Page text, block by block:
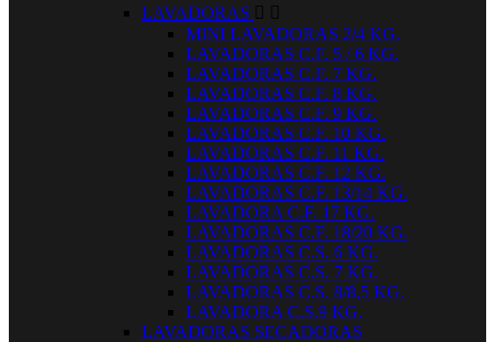
LAVADORAS  
MINI LAVADORAS 2/4 KG.
LAVADORAS C.F. 5 / 6 KG.
LAVADORAS C.F. 7 KG.
LAVADORAS C.F. 8 KG.
LAVADORAS C.F. 9 KG.
LAVADORAS C.F. 10 KG.
LAVADORAS C.F. 11 KG.
LAVADORAS C.F. 12 KG.
LAVADORAS C.F. 13/14 KG.
LAVADORA C.F. 17 KG.
LAVADORAS C.F. 18/20 KG.
LAVADORAS C.S. 6 KG.
LAVADORAS C.S. 7 KG.
LAVADORAS C.S. 8/8,5 KG.
LAVADORA C.S.9 KG.
LAVADORAS SECADORAS